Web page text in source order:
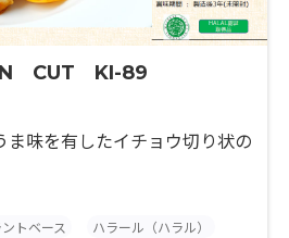
CUT KI-89
ま味を有したイチョウ切り状の
トベース ハラール（ハラル）